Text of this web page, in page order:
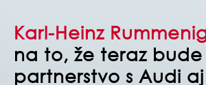
Karl-Heinz
na to, že teraz
partnerstvo s Audi